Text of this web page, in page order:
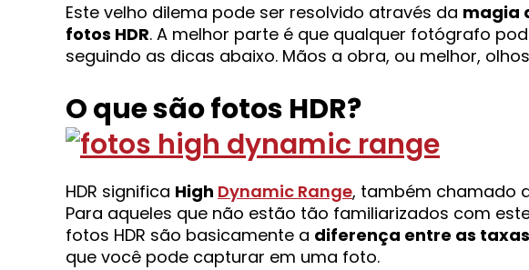
Este velho dilema pode ser resolvido através da magia
fotos HDR. A melhor parte é que qualquer fotógrafo
seguindo as dicas abaixo. Mãos a obra, ou melhor,
O que são fotos HDR?
HDR significa High Dynamic Range, também chamado
Para aqueles que não estão tão familiarizados com
fotos HDR são basicamente a diferença entre as
que você pode capturar em uma foto.